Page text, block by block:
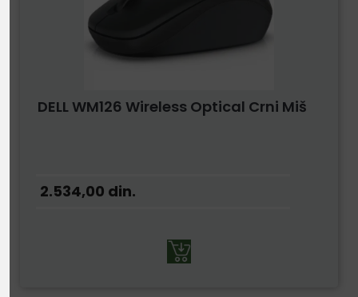
DELL WM126 Wireless Optical Crni Miš
2.534,00 din.